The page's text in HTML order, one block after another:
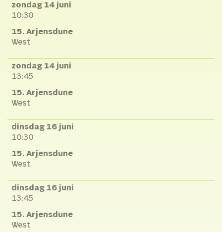
zondag 14 juni
10:30
15. Arjensdune
West
zondag 14 juni
13:45
15. Arjensdune
West
dinsdag 16 juni
10:30
15. Arjensdune
West
dinsdag 16 juni
13:45
15. Arjensdune
West